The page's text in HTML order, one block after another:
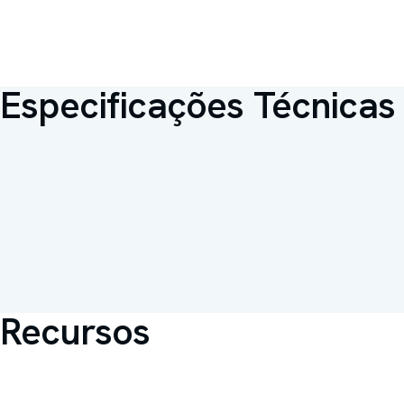
Especificações Técnicas
Recursos